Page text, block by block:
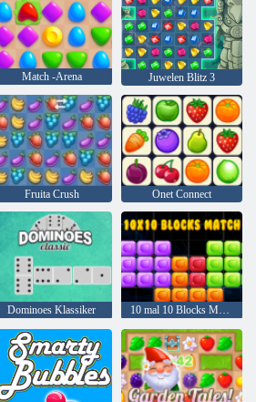
Match -Arena Juwelen Blitz 3
Fruita Crush Onet Connect
Dominoes Klassiker 10 mal 10 Blocks Match